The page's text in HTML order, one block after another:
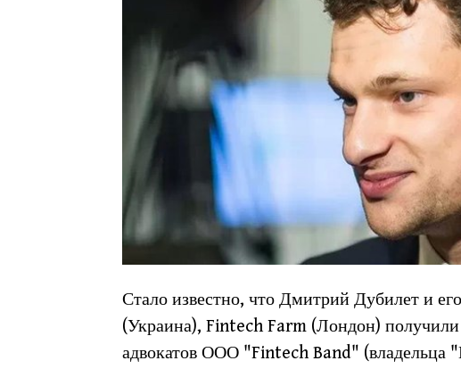
Стало известно, что Дмитрий Дубилет и
(Украина), Fintech Farm (Лондон)
адвокатов ООО "Fintech Band" (владельца